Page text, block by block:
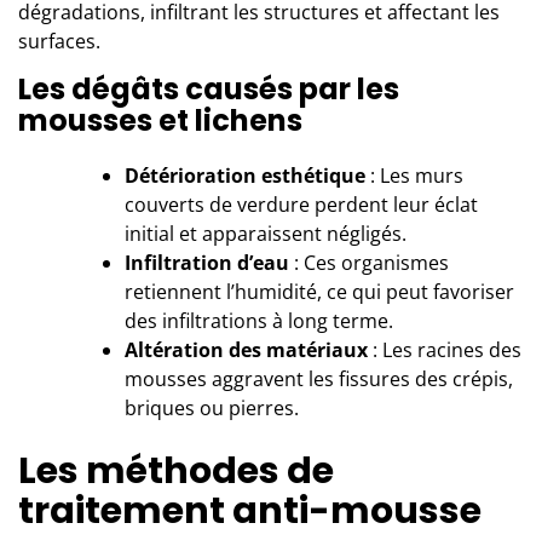
dégradations, infiltrant les structures et affectant les
surfaces.
Les dégâts causés par les
mousses et lichens
Détérioration esthétique : Les murs
couverts de verdure perdent leur éclat
initial et apparaissent négligés.
Infiltration d’eau : Ces organismes
retiennent l’humidité, ce qui peut favoriser
des infiltrations à long terme.
Altération des matériaux : Les racines des
mousses aggravent les fissures des crépis,
briques ou pierres.
Les méthodes de
traitement anti-mousse